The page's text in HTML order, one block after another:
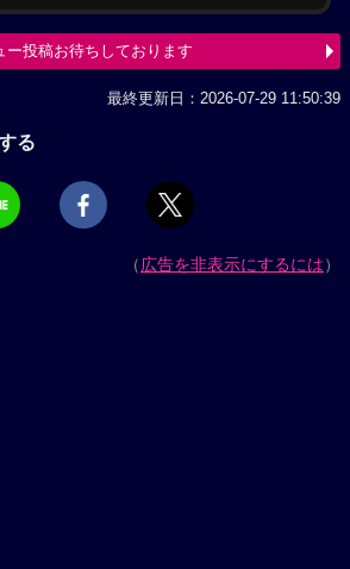
ー投稿お待ちしております
最終更新日：2026-07-29 11:50:39
る
（広告を非表示にするには）